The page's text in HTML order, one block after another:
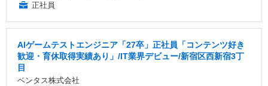
正社員
AIゲームテストエンジニア「27卒」正社員「コンテンツ好き
歓迎・育休取得実績あり」/IT業界デビュー/新宿区西新宿3丁
目
ベンタス株式会社